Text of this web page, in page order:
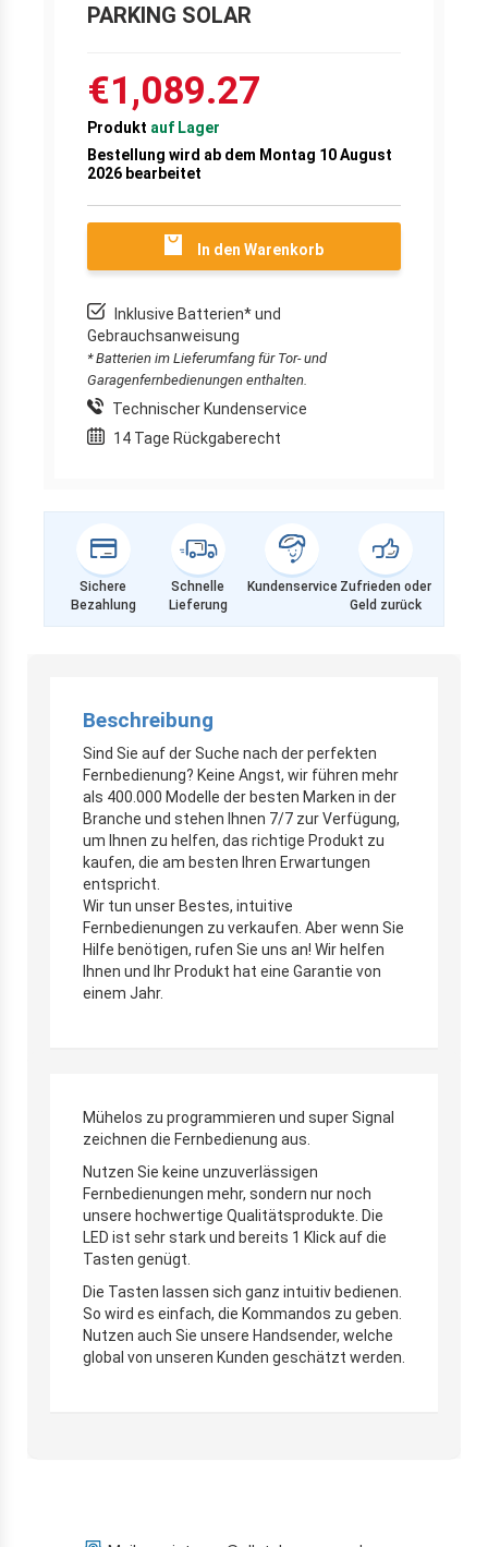
PARKING SOLAR
€1,089.27
Produkt auf Lager
Bestellung wird ab dem Montag 10 August
2026 bearbeitet
In den Warenkorb
Inklusive Batterien* und
Gebrauchsanweisung
* Batterien im Lieferumfang für Tor- und
Garagenfernbedienungen enthalten.
Technischer Kundenservice
14 Tage Rückgaberecht
Sichere
Bezahlung
Schnelle
Lieferung
Kundenservice Zufrieden oder
Geld zurück
Beschreibung
Sind Sie auf der Suche nach der perfekten
Fernbedienung? Keine Angst, wir führen mehr
als 400.000 Modelle der besten Marken in der
Branche und stehen Ihnen 7/7 zur Verfügung,
um Ihnen zu helfen, das richtige Produkt zu
kaufen, die am besten Ihren Erwartungen
entspricht.
Wir tun unser Bestes, intuitive
Fernbedienungen zu verkaufen. Aber wenn Sie
Hilfe benötigen, rufen Sie uns an! Wir helfen
Ihnen und Ihr Produkt hat eine Garantie von
einem Jahr.
Mühelos zu programmieren und super Signal
zeichnen die Fernbedienung aus.
Nutzen Sie keine unzuverlässigen
Fernbedienungen mehr, sondern nur noch
unsere hochwertige Qualitätsprodukte. Die
LED ist sehr stark und bereits 1 Klick auf die
Tasten genügt.
Die Tasten lassen sich ganz intuitiv bedienen.
So wird es einfach, die Kommandos zu geben.
Nutzen auch Sie unsere Handsender, welche
global von unseren Kunden geschätzt werden.